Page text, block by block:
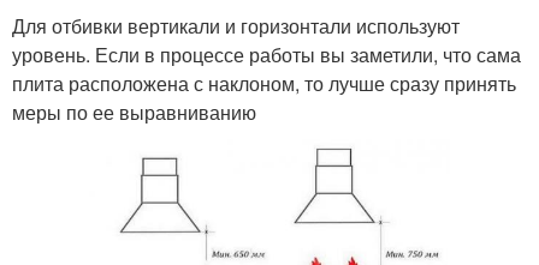
Для отбивки вертикали и горизонтали используют
уровень. Если в процессе работы вы заметили, что сама
плита расположена с наклоном, то лучше сразу принять
меры по ее выравниванию